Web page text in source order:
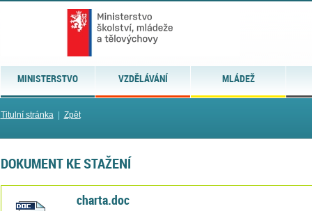
MINISTERSTVO VZDĚLÁVÁNÍ MLÁDEŽ
Titulní stránka| Zpět
DOKUMENT KE STAŽENÍ
charta.doc